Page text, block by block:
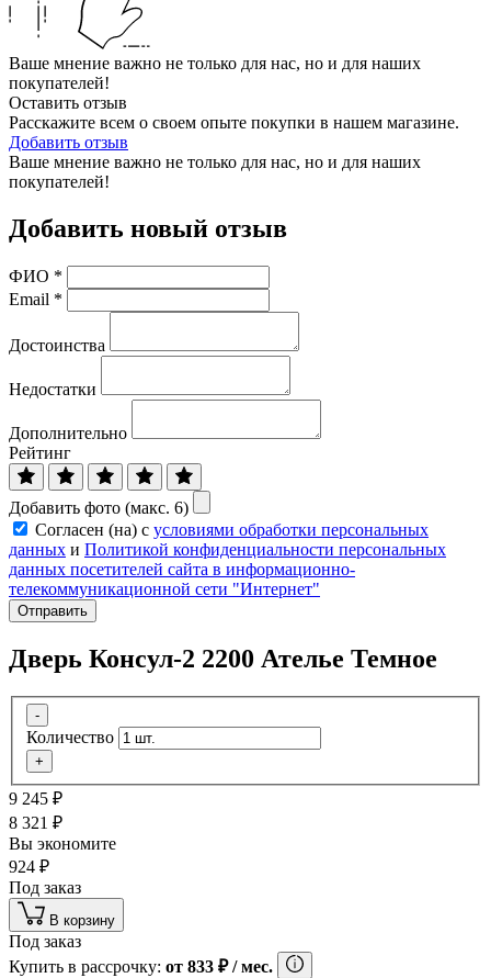
Ваше мнение важно не только для нас, но и для наших
покупателей!
Оставить отзыв
Расскажите всем о своем опыте покупки в нашем магазине.
Добавить отзыв
Ваше мнение важно не только для нас, но и для наших
покупателей!
Добавить новый отзыв
ФИО *
Email *
Достоинства
Недостатки
Дополнительно
Рейтинг
Добавить фото (макс. 6)
Согласен (на) с условиями обработки персональных
данных и Политикой конфиденциальности персональных
данных посетителей сайта в информационно-
телекоммуникационной сети "Интернет"
Отправить
Дверь Консул-2 2200 Ателье Темное
-
Количество
+
9 245 ₽
8 321 ₽
Вы экономите
924 ₽
Под заказ
В корзину
Под заказ
Купить в рассрочку: от 833 ₽/ мес.